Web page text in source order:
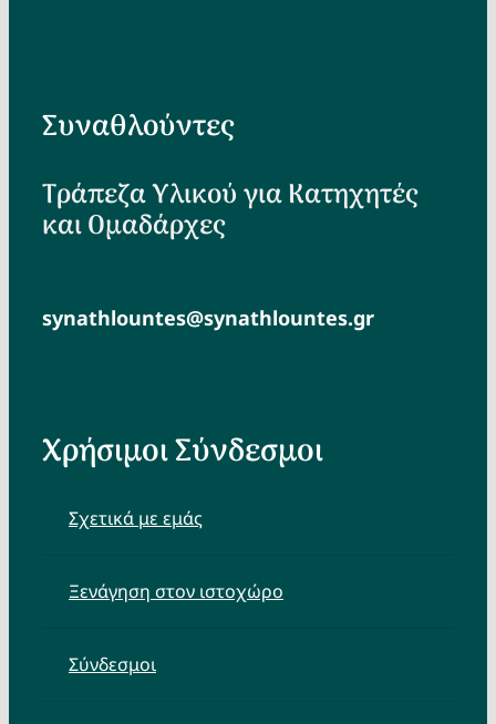
Συναθλούντες
Τράπεζα Υλικού για Κατηχητές
και Ομαδάρχες
synathlountes@synathlountes.gr
Χρήσιμοι Σύνδεσμοι
Σχετικά με εμάς
Ξενάγηση στον ιστοχώρο
Σύνδεσμοι